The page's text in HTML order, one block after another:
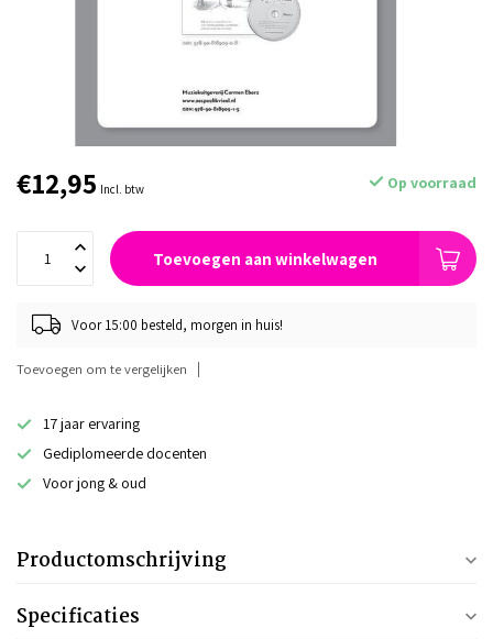
€12,95 Incl. btw Op voorraad
Toevoegen aan winkelwagen
Voor 15:00 besteld, morgen in huis!
Toevoegen om te vergelijken
17 jaar ervaring
Gediplomeerde docenten
Voor jong & oud
Productomschrijving
Specificaties